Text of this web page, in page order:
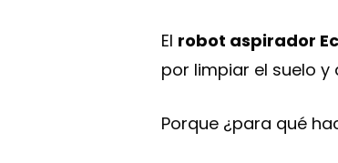
El robot aspirador
por limpiar el suelo
Porque ¿para qué